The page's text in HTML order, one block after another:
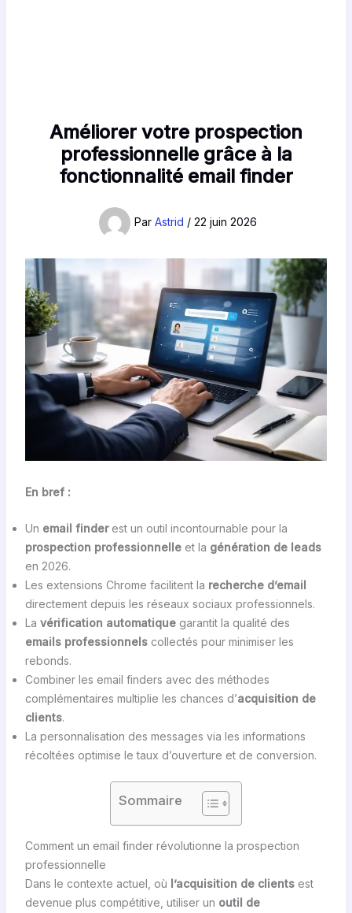
Améliorer votre prospection
professionnelle grâce à la
fonctionnalité email finder
Par Astrid / 22 juin 2026
En bref :
Un email finderest un outil incontournable pour la
prospection professionnelleet la génération de leads
en 2026.
Les extensions Chrome facilitent la recherche d’email
directement depuis les réseaux sociaux professionnels.
La vérification automatiquegarantit la qualité des
emails professionnelscollectés pour minimiser les
rebonds.
Combiner les email finders avec des méthodes
complémentaires multiplie les chances d’acquisition de
clients.
La personnalisation des messages via les informations
récoltées optimise le taux d’ouverture et de conversion.
Sommaire
Comment un email finder révolutionne la prospection
professionnelle
Dans le contexte actuel, où l’acquisition de clientsest
devenue plus compétitive, utiliser un outil de